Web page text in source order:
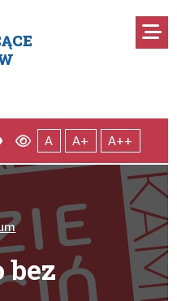
Przemocy
Wersja kontrastowa
Wersja domyślna
A A+ A++